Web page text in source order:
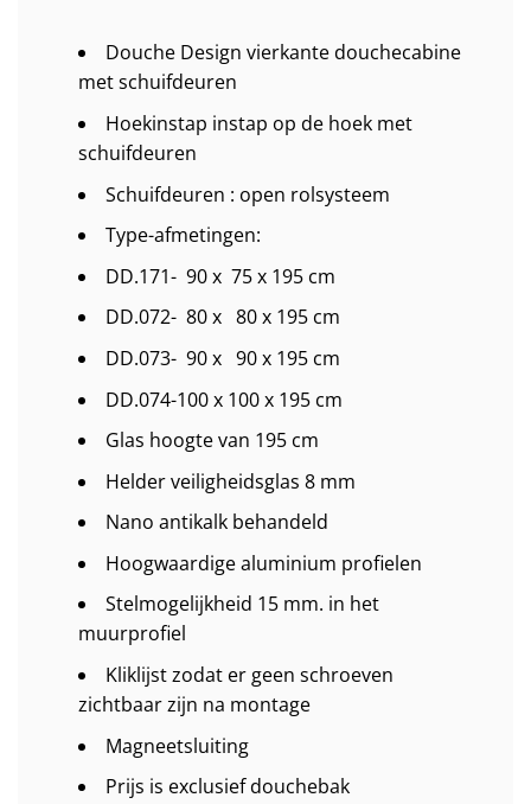
Douche Design vierkante douchecabine
met schuifdeuren
Hoekinstap instap op de hoek met
schuifdeuren
Schuifdeuren : open rolsysteem
Type-afmetingen:
DD.171- 90 x 75 x 195 cm
DD.072- 80 x 80 x 195 cm
DD.073- 90 x 90 x 195 cm
DD.074-100 x 100 x 195 cm
Glas hoogte van 195 cm
Helder veiligheidsglas 8 mm
Nano antikalk behandeld
Hoogwaardige aluminium profielen
Stelmogelijkheid 15 mm. in het
muurprofiel
Kliklijst zodat er geen schroeven
zichtbaar zijn na montage
Magneetsluiting
Prijs is exclusief douchebak